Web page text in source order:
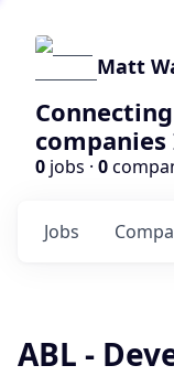
Matt
0 jobs · 0
Jobs
ABL -